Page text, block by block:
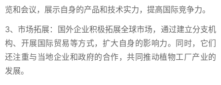
览和会议，展示自身的产品和技术实力，提高国际竞争力。
3、市场拓展：国外企业积极拓展全球市场，通过建立分支机
构、开展国际贸易等方式，扩大自身的影响力。同时，它们
还注重与当地企业和政府的合作，共同推动植物工厂产业的
发展。